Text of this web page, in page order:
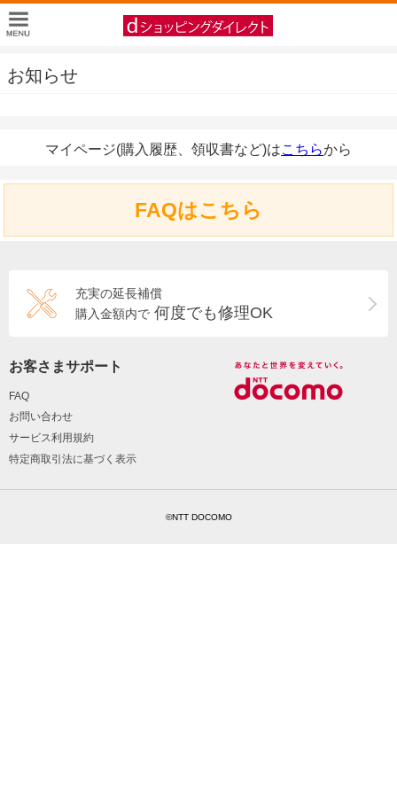
お知らせ
マイページ(購入履歴、領収書など)はこちらから
FAQはこちら
充実の延長補償
購入金額内で 何度でも修理OK
お客さまサポート
FAQ
お問い合わせ
サービス利用規約
特定商取引法に基づく表示
©NTT DOCOMO